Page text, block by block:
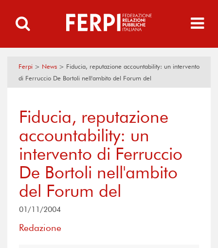
Ferpi > News > Fiducia, reputazione accountability: un intervento
di Ferruccio De Bortoli nell'ambito del Forum del
Fiducia, reputazione
accountability: un
intervento di Ferruccio
De Bortoli nell'ambito
del Forum del
01/11/2004
Redazione